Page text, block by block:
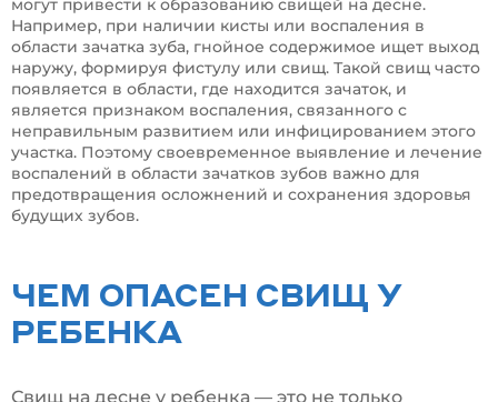
могут привести к образованию свищей на десне.
Например, при наличии кисты или воспаления в
области зачатка зуба, гнойное содержимое ищет выход
наружу, формируя фистулу или свищ. Такой свищ часто
появляется в области, где находится зачаток, и
является признаком воспаления, связанного с
неправильным развитием или инфицированием этого
участка. Поэтому своевременное выявление и лечение
воспалений в области зачатков зубов важно для
предотвращения осложнений и сохранения здоровья
будущих зубов.
ЧЕМ ОПАСЕН СВИЩ У
РЕБЕНКА
Свищ на десне у ребенка — это не только